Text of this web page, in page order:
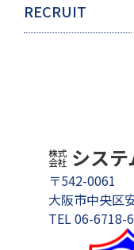
RECRUIT
㍿ シス
〒542-0061
大阪市中央区
TEL 06-6718-